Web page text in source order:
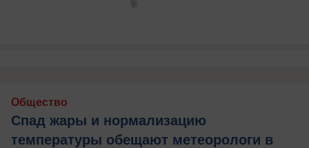
Общество
Спад жары и нормализацию
температуры обещают метеорологи в